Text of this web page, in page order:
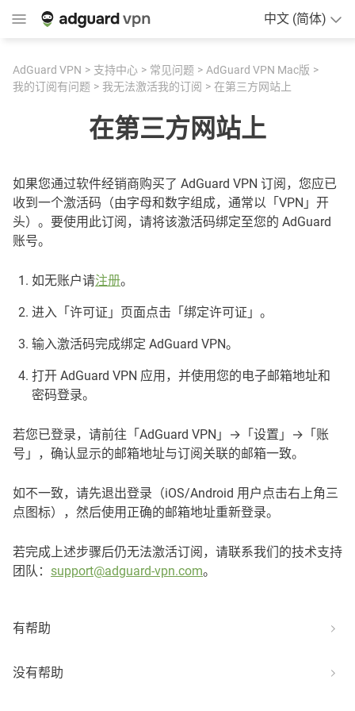
中文 (简体)
AdGuard VPN 支持中心 常见问题
AdGuard VPN Mac版
我的订阅有问题
我无法激活我的订阅 在第三方网站上
在第三方网站上
如果您通过软件经销商购买了 AdGuard VPN 订阅，您应已
收到一个激活码（由字母和数字组成，通常以「VPN」开
头）。要使用此订阅，请将该激活码绑定至您的 AdGuard
账号。
如无账户请注册。
进入「许可证」页面点击「绑定许可证」。
输入激活码完成绑定 AdGuard VPN。
打开 AdGuard VPN 应用，并使用您的电子邮箱地址和
密码登录。
若您已登录，请前往「AdGuard VPN」→「设置」→「账
号」，确认显示的邮箱地址与订阅关联的邮箱一致。
如不一致，请先退出登录（iOS/Android 用户点击右上角三
点图标），然后使用正确的邮箱地址重新登录。
若完成上述步骤后仍无法激活订阅，请联系我们的技术支持
团队： support@adguard-vpn.com。
有帮助
没有帮助